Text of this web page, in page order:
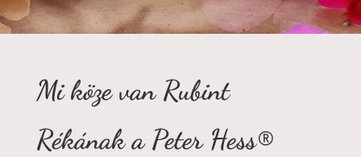
Mi köze van Rubint
Rékának a Peter Hess®